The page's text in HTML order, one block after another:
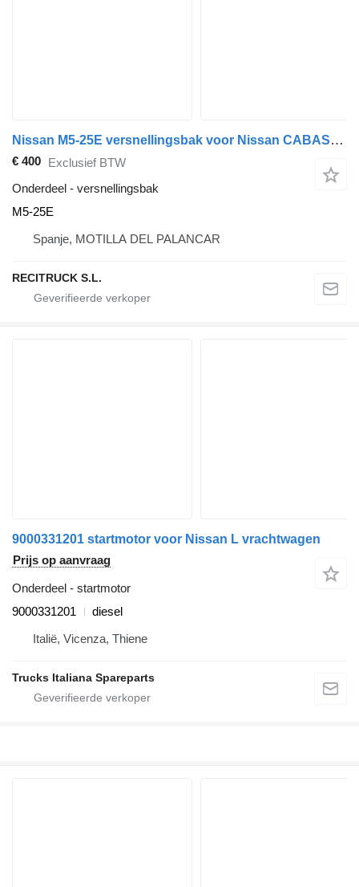
Nissan M5-25E versnellingsbak voor Nissan CABASTAR vrachtwagen
€ 400 Exclusief BTW
Onderdeel - versnellingsbak
M5-25E
Spanje, MOTILLA DEL PALANCAR
RECITRUCK S.L.
9000331201 startmotor voor Nissan L vrachtwagen
Prijs op aanvraag
Onderdeel - startmotor
9000331201
diesel
Italië, Vicenza, Thiene
Trucks Italiana Spareparts